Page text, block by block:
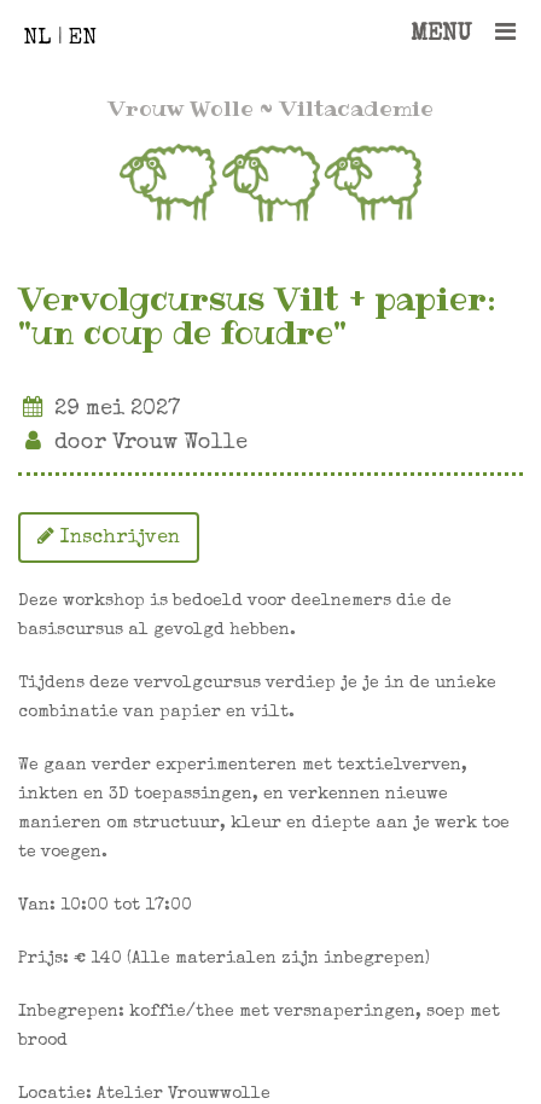
Vrouw Wolle ~ Viltacademie
NL | EN MENU
Vervolgcursus Vilt + papier:
"un coup de foudre"
29 mei 2027
door Vrouw Wolle
Inschrijven
Deze workshop is bedoeld voor deelnemers die de
basiscursus al gevolgd hebben.
Tijdens deze vervolgcursus verdiep je je in de unieke
combinatie van papier en vilt.
We gaan verder experimenteren met textielverven,
inkten en 3D toepassingen, en verkennen nieuwe
manieren om structuur, kleur en diepte aan je werk toe
te voegen.
Van: 10:00 tot 17:00
Prijs: € 140 (Alle materialen zijn inbegrepen)
Inbegrepen: koffie/thee met versnaperingen, soep met
brood
Locatie: Atelier Vrouwwolle